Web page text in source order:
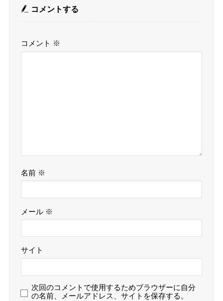
コメントする
コメント ※
名前 ※
メール ※
サイト
次回のコメントで使用するためブラウザーに自分
の名前、メールアドレス、サイトを保存する。